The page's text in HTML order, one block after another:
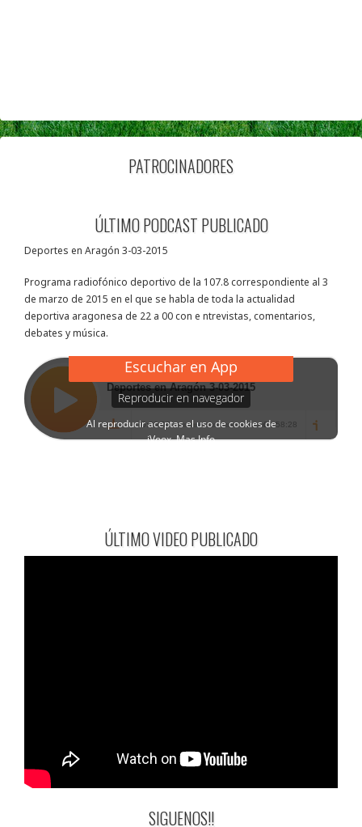
PATROCINADORES
ÚLTIMO PODCAST PUBLICADO
Deportes en Aragón 3-03-2015
Programa radiofónico deportivo de la 107.8 correspondiente al 3
de marzo de 2015 en el que se habla de toda la actualidad
deportiva aragonesa de 22 a 00 con e ntrevistas, comentarios,
debates y música.
ÚLTIMO VIDEO PUBLICADO
SIGUENOS!!